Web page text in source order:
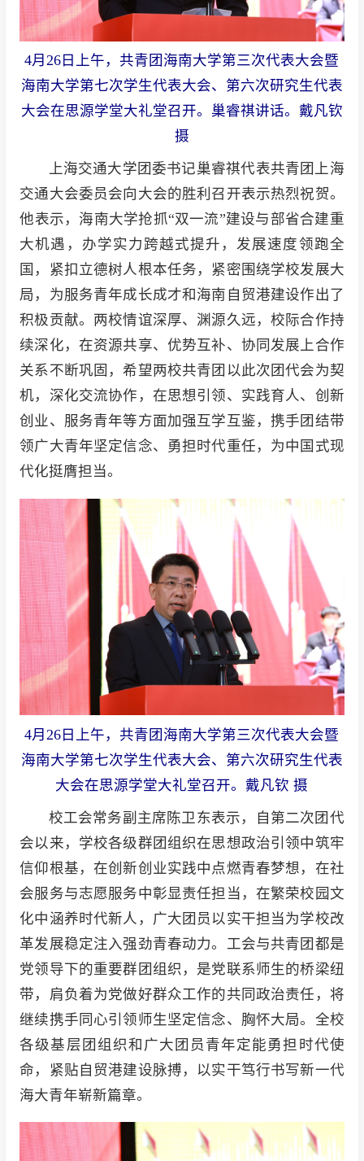
4月26日上午，共青团海南大学第三次代表大会暨
海南大学第七次学生代表大会、第六次研究生代表
大会在思源学堂大礼堂召开。巢睿祺讲话。戴凡钦
摄
上海交通大学团委书记巢睿祺代表共青团上海
交通大会委员会向大会的胜利召开表示热烈祝贺。
他表示，海南大学抢抓“双一流”建设与部省合建重
大机遇，办学实力跨越式提升，发展速度领跑全
国，紧扣立德树人根本任务，紧密围绕学校发展大
局，为服务青年成长成才和海南自贸港建设作出了
积极贡献。两校情谊深厚、渊源久远，校际合作持
续深化，在资源共享、优势互补、协同发展上合作
关系不断巩固，希望两校共青团以此次团代会为契
机，深化交流协作，在思想引领、实践育人、创新
创业、服务青年等方面加强互学互鉴，携手团结带
领广大青年坚定信念、勇担时代重任，为中国式现
代化挺膺担当。
4月26日上午，共青团海南大学第三次代表大会暨
海南大学第七次学生代表大会、第六次研究生代表
大会在思源学堂大礼堂召开。戴凡钦 摄
校工会常务副主席陈卫东表示，自第二次团代
会以来，学校各级群团组织在思想政治引领中筑牢
信仰根基，在创新创业实践中点燃青春梦想，在社
会服务与志愿服务中彰显责任担当，在繁荣校园文
化中涵养时代新人，广大团员以实干担当为学校改
革发展稳定注入强劲青春动力。工会与共青团都是
党领导下的重要群团组织，是党联系师生的桥梁纽
带，肩负着为党做好群众工作的共同政治责任，将
继续携手同心引领师生坚定信念、胸怀大局。全校
各级基层团组织和广大团员青年定能勇担时代使
命，紧贴自贸港建设脉搏，以实干笃行书写新一代
海大青年崭新篇章。